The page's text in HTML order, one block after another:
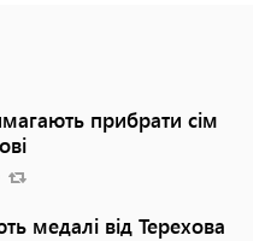
прибрати сім
медалі від Терехова